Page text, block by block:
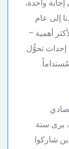
واحدة،
قبله تقودنا إلى عام
أهمية –
إحداث تحوُّل
العالمي” (WEF) World Economic Forum، يرى ستة
شاركوا